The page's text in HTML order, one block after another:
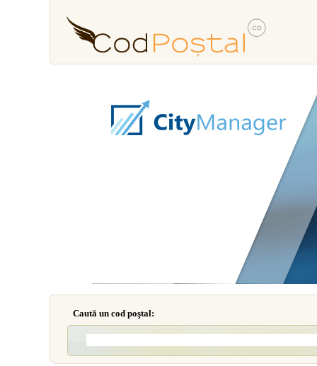
Caută un cod poştal: